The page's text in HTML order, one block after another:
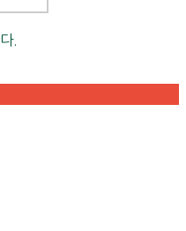
.